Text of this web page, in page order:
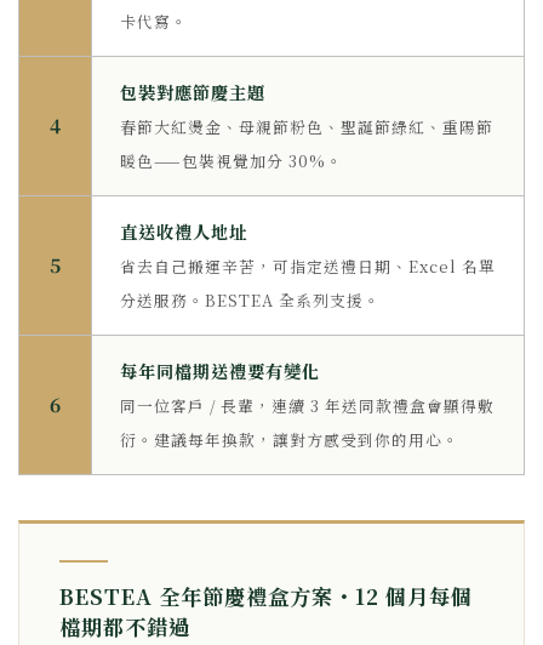
卡代寫。
4
包裝對應節慶主題
春節大紅燙金、母親節粉色、聖誕節綠紅、重陽節
暖色——包裝視覺加分 30%。
5
直送收禮人地址
省去自己搬運辛苦，可指定送禮日期、Excel 名單
分送服務。BESTEA 全系列支援。
6
每年同檔期送禮要有變化
同一位客戶 / 長輩，連續 3 年送同款禮盒會顯得敷
衍。建議每年換款，讓對方感受到你的用心。
BESTEA 全年節慶禮盒方案・12 個月每個
檔期都不錯過